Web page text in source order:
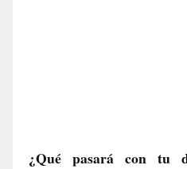
¿Qué pasará con tu